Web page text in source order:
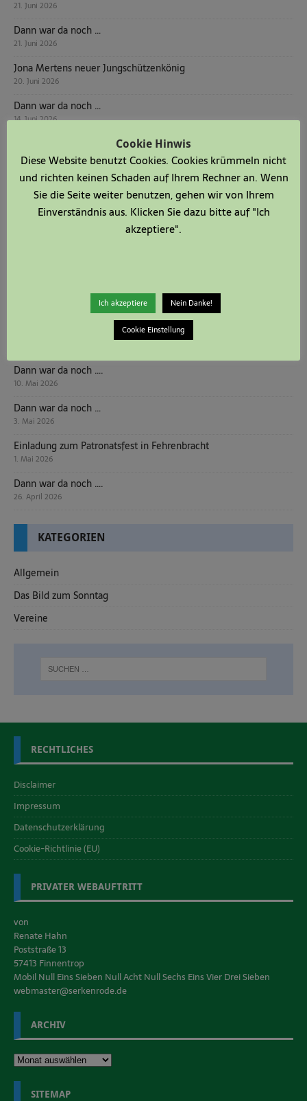
21. Juni 2026
Dann war da noch …
21. Juni 2026
Jona Mertens neuer Jungschützenkönig
20. Juni 2026
Dann war da noch …
14. Juni 2026
7. Juni 2026
Schützenfest Serkenrode 20.06. – 22.06.2026
1. Juni 2026
Dann war da noch …
Friedensgebet in der Kapelle Fehrenbracht
Dann war da noch ….
10. Mai 2026
Dann war da noch …
3. Mai 2026
Einladung zum Patronatsfest in Fehrenbracht
1. Mai 2026
Dann war da noch ….
26. April 2026
KATEGORIEN
Allgemein
Das Bild zum Sonntag
Vereine
RECHTLICHES
Disclaimer
Impressum
Datenschutzerklärung
Cookie-Richtlinie (EU)
PRIVATER WEBAUFTRITT
von
Renate Hahn
Poststraße 13
57413 Finnentrop
Mobil Null Eins Sieben Null Acht Null Sechs Eins Vier Drei Sieben
webmaster@serkenrode.de
ARCHIV
SITEMAP
Cookie Hinwis
Diese Website benutzt Cookies. Cookies krümmeln nicht
und richten keinen Schaden auf Ihrem Rechner an. Wenn
Sie die Seite weiter benutzen, gehen wir von Ihrem
Einverständnis aus. Klicken Sie dazu bitte auf "Ich
akzeptiere".
Ich akzeptiere Nein Danke!
Cookie Einstellung